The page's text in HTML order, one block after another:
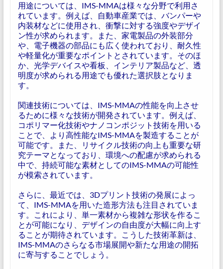
用途については、IMS-MMAは様々な分野で利用さ
れています。例えば、自動車産業では、バンパーや
内装材などに使用され、衝撃に対する強度やデザイ
ン性が求められます。また、家電製品の外装部分
や、電子機器の部品にも広く使われており、耐久性
や軽量化が重要なポイントとされています。そのほ
か、光学デバイスや看板、インテリア製品など、透
明度が求められる用途でも優れた選択肢となりま
す。
関連技術については、IMS-MMAの性能を向上させ
るために様々な技術が開発されています。例えば、
コポリマー化技術やナノコンポジット技術を用いる
ことで、より高性能なIMS-MMAを製造することが
可能です。また、リサイクル技術の向上も重要な研
究テーマとなっており、環境への配慮が求められる
中で、持続可能な素材としてのIMS-MMAの可能性
が模索されています。
さらに、最近では、3Dプリント技術の発展によっ
て、IMS-MMAを用いた造形方法も注目されていま
す。これにより、単一素材から複雑な形状を作るこ
とが可能になり、デザインの自由度が大幅に向上す
ることが期待されています。こうした技術革新は、
IMS-MMAのさらなる市場展開や新たな用途の開拓
に寄与することでしょう。